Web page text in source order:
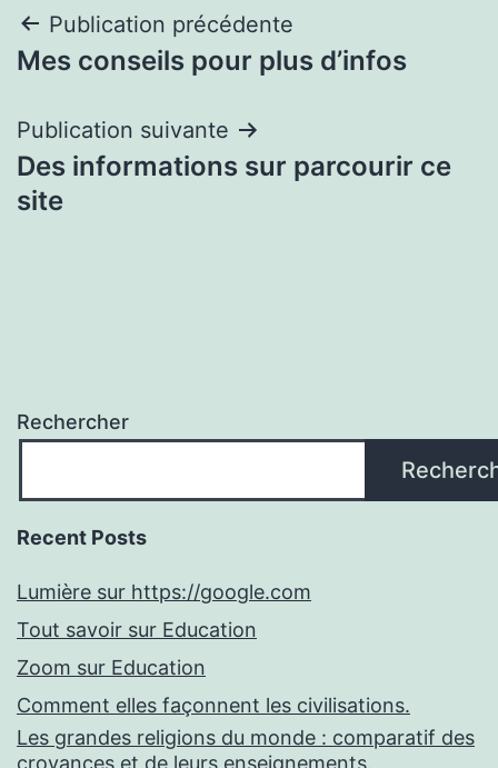
Navigation
de
l’article
Publication précédente
Mes conseils pour plus d’infos
Publication suivante
Des informations sur parcourir ce
site
Rechercher
Recent Posts
Lumière sur https://google.com
Tout savoir sur Education
Zoom sur Education
Comment elles façonnent les civilisations.
Les grandes religions du monde : comparatif des